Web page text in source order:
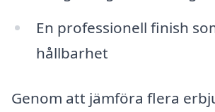
En professionell finish
hållbarhet
Genom att jämföra flera